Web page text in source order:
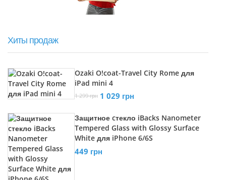
Хиты продаж
Ozaki O!coat-Travel City Rome для
iPad mini 4
1 299 грн 1 029 грн
Защитное cтекло iBacks Nanometer
Tempered Glass with Glossy Surface
White для iPhone 6/6S
449 грн